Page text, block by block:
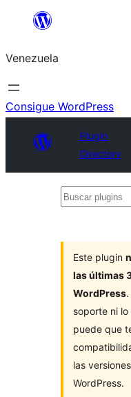
Saltar
contenido
Venezuela
Consigue WordPress
Plugin
Directory
Buscar
Este plugin
las últimas
WordPress
soporte ni
puede que
las
WordPress.